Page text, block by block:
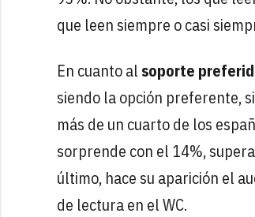
que leen siempre o casi
En cuanto al soporte
siendo la opción preferente,
más de un cuarto de los
sorprende con el 14%,
último, hace su aparición el
de lectura en el WC.